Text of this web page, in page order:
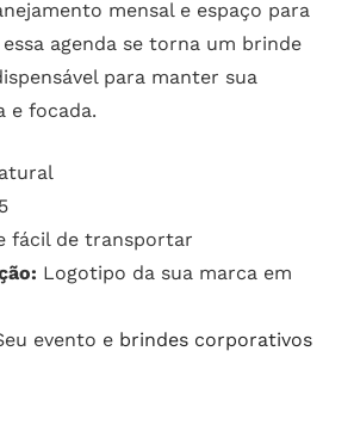
mensal e espaço para
essa agenda se torna um brinde
para manter sua
e focada.
fácil de transportar
Logotipo da sua marca em
evento e brindes corporativos